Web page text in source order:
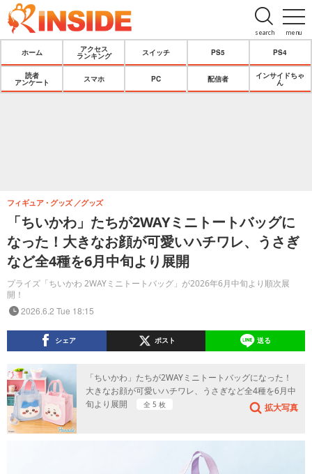
menu
search
ホーム
アクセス
ランキング
スイッチ PS5 PS4
読者
アンケート
スマホ PC 配信者
インサイドちゃ
ん
「ちいかわ」たちが2WAYミニトートバッグに
なった！大きなお顔が可愛いハチワレ、うさぎ
など全4種を6月中旬より展開
プライズ「ちいかわ 2WAYミニトートバッグ」が2026年6月中旬より順次展
開！
フィギュア・グッズ グッズ
2026.6.2 Tue 18:15
シェア ポスト 送る
「ちいかわ」たちが2WAYミニトートバッグになった！
大きなお顔が可愛いハチワレ、うさぎなど全4種を6月中
旬より展開
全 5 枚 拡大写真